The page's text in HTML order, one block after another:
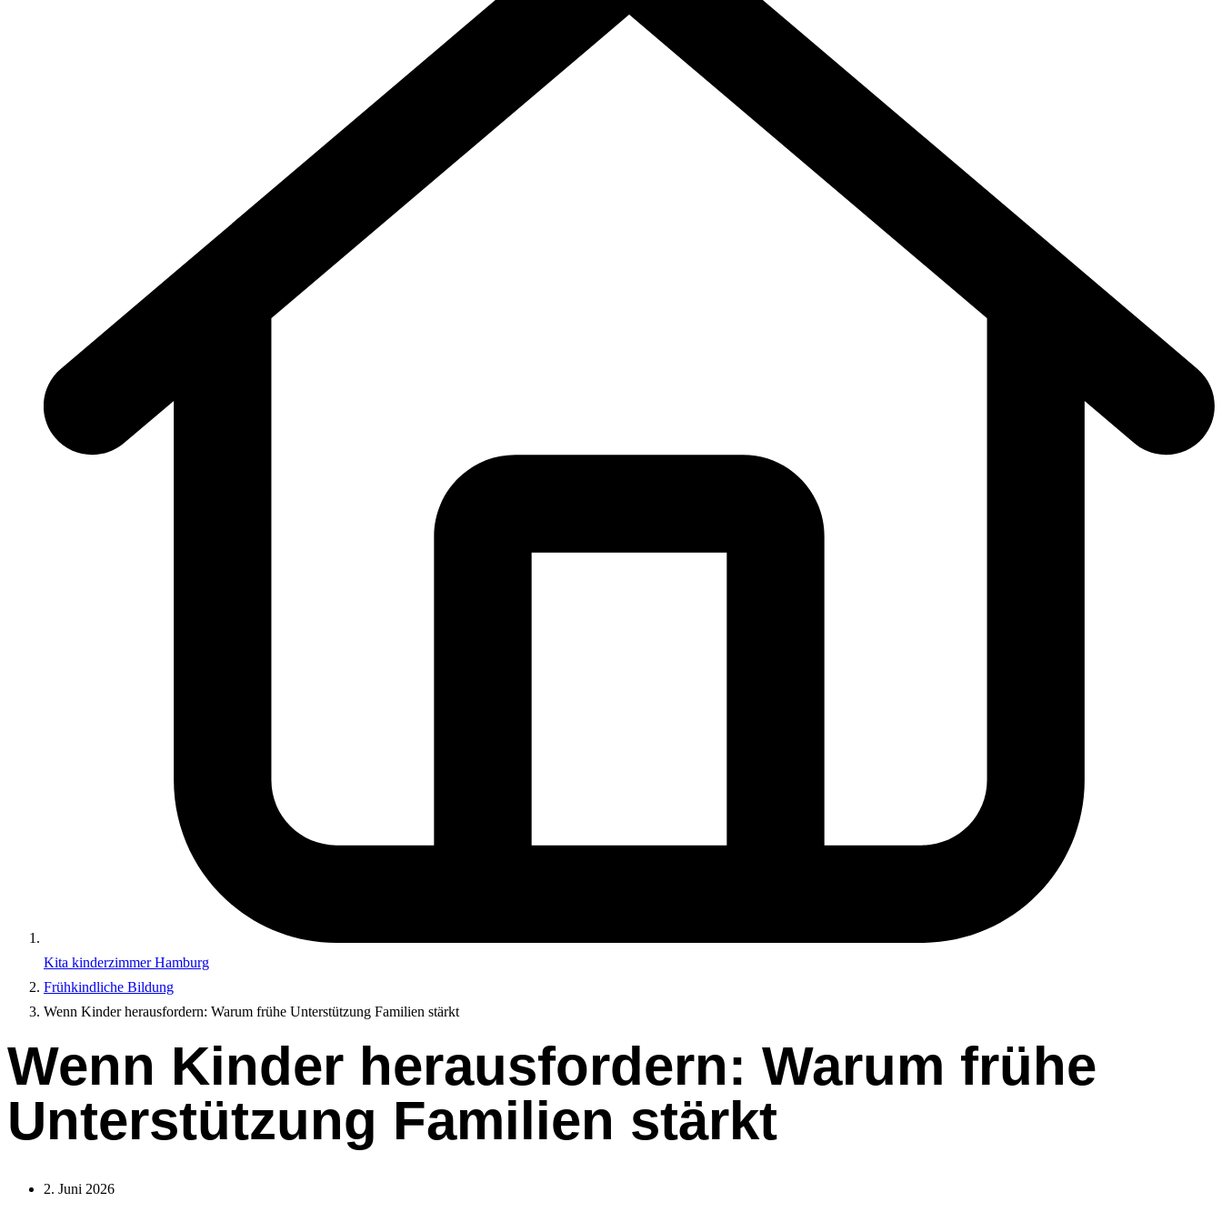
Kita kinderzimmer Hamburg
Frühkindliche Bildung
Wenn Kinder herausfordern: Warum frühe Unterstützung Familien stärkt
Wenn Kinder herausfordern: Warum frühe
Unterstützung Familien stärkt
2. Juni 2026